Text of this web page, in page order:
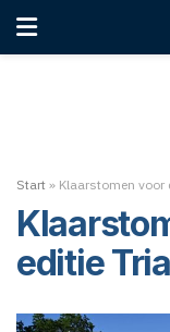
Start » Klaarstomen voor
editie